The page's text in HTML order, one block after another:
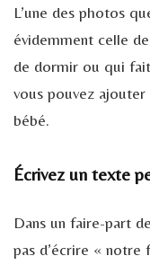
L’une des photos
évidemment celle
de dormir ou qui
vous pouvez
bébé.
Écrivez un texte
Dans un faire-part
pas d’écrire « notre